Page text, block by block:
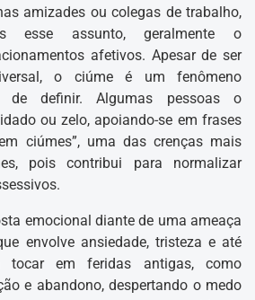
amizades ou colegas de trabalho,
esse assunto, geralmente o
afetivos. Apesar de ser
o ciúme é um fenômeno
definir. Algumas pessoas o
ou zelo, apoiando-se em frases
ciúmes”, uma das crenças mais
pois contribui para normalizar
emocional diante de uma ameaça
envolve ansiedade, tristeza e até
tocar em feridas antigas, como
e abandono, despertando o medo